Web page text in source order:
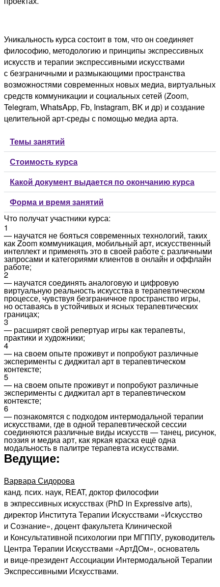
Уникальность курса состоит в том, что он соединяет
философию, методологию и принципы экспрессивных
искусств и терапии экспрессивными искусствами
с безграничными и размыкающими пространства
возможностями современных новых медиа, виртуальных
средств коммуникации и социальных сетей (Zoom,
Telegram, WhatsApp, Fb, Instagram, BK и др) и создание
целительной арт-среды с помощью медиа арта.
Темы занятий
Стоимость курса
Какой документ выдается по окончанию курса
Форма и время занятий
Что получат участники курса:
1
— научатся не бояться современных технологий, таких
как Zoom коммуникация, мобильный арт, искусственный
интеллект и применять это в своей работе с различными
запросами и категориями клиентов в онлайн и оффлайн
работе;
2
— научатся соединять аналоговую и цифровую
виртуальную реальность искусства в терапевтическом
процессе, чувствуя безграничное пространство игры,
но оставаясь в устойчивых и ясных терапевтических
границах;
3
— расширят свой репертуар игры как терапевты,
практики и художники;
4
— на своем опыте проживут и попробуют различные
эксперименты с диджитал арт в терапевтическом
контексте;
5
— на своем опыте проживут и попробуют различные
эксперименты с диджитал арт в терапевтическом
контексте;
6
— познакомятся с подходом интермодальной терапии
искусствами, где в одной терапевтической сессии
соединяются различные виды искусств — танец, рисунок,
поэзия и медиа арт, как яркая краска ещё одна
модальность в палитре терапевта искусствами.
Ведущие:
Варвара Сидорова
канд. псих. наук, REAT, доктор философии
в экпрессивных искусствах (PhD in Expressive arts),
директор Института Терапии Искусствами «Искусство
и Сознание», доцент факультета Клинической
и Консультативной психологии при МГППУ, руководитель
Центра Терапии Искусствами «АртДОм», основатель
и вице-президент Ассоциации Интермодальной Терапии
Экспрессивными Искусствами.